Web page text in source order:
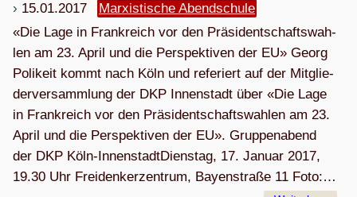
15.01.2017
Marxistische Abendschule
«Die Lage in Frank­reich vor den Prä­si­dent­schafts­wah­
len am 23. April und die Per­spek­ti­ven der EU» Georg
Poli­keit kommt nach Köln und refe­riert auf der Mit­glie­
der­ver­samm­lung der DKP Innen­stadt über «Die Lage
in Frank­reich vor den Präsidentschafts­wahlen am 23.
April und die Per­spek­ti­ven der EU». Grup­pen­abend
der DKP Köln-Innen­stadtDiens­tag, 17. Januar 2017,
19.30 Uhr Frei­den­ker­zen­trum, Bay­en­straße 11 Foto:…